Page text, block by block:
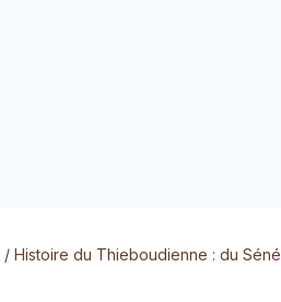
/ Histoire du Thieboudienne : du